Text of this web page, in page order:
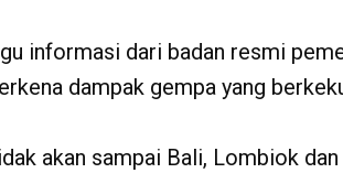
informasi dari badan resmi
dampak gempa yang
akan sampai Bali, Lombiok